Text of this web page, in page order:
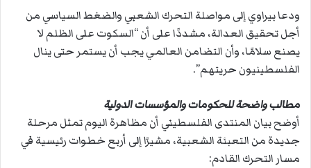
ودعا بيراوي إلى مواصلة التحرك الشعبي والضغط السياسي من
أجل تحقيق العدالة، مشددًا على أن “السكوت على الظلم لا
يصنع سلامًا، وأن التضامن العالمي يجب أن يستمر حتى ينال
الفلسطينيون حريتهم”.
مطالب واضحة للحكومات والمؤسسات الدولية
أوضح بيان المنتدى الفلسطيني أن مظاهرة اليوم تمثل مرحلة
جديدة من التعبئة الشعبية، مشيرًا إلى أربع خطوات رئيسية في
مسار التحرك القادم: